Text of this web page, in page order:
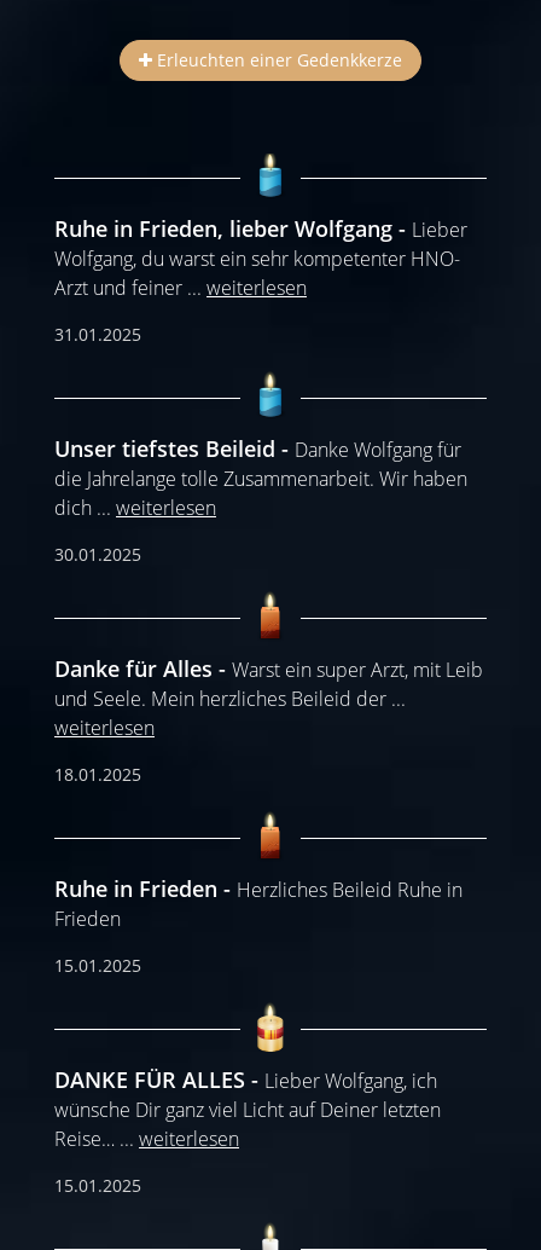
Erleuchten einer Gedenkkerze
Ruhe in Frieden, lieber Wolfgang
Lieber
Wolfgang, du warst ein sehr kompetenter HNO-
Arzt und feiner ... weiterlesen
31.01.2025
Unser tiefstes Beileid
Danke Wolfgang für
die Jahrelange tolle Zusammenarbeit. Wir haben
dich ... weiterlesen
30.01.2025
Danke für Alles
Warst ein super Arzt, mit Leib
und Seele. Mein herzliches Beileid der ...
weiterlesen
18.01.2025
Ruhe in Frieden
Herzliches Beileid Ruhe in
Frieden
15.01.2025
DANKE FÜR ALLES
Lieber Wolfgang, ich
wünsche Dir ganz viel Licht auf Deiner letzten
Reise… ... weiterlesen
15.01.2025